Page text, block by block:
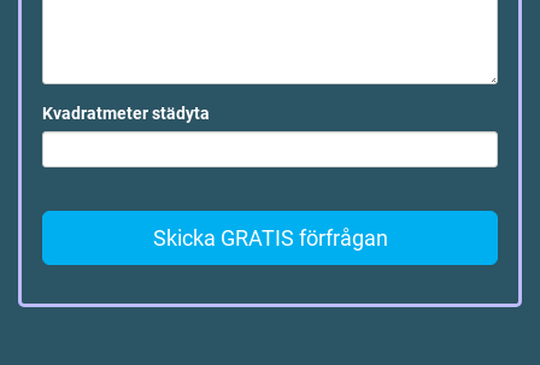
Kvadratmeter städyta
Skicka GRATIS förfrågan